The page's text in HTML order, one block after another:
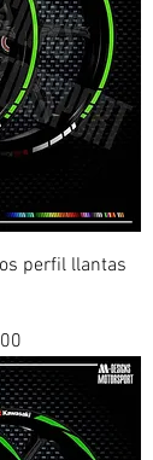
perfil llantas